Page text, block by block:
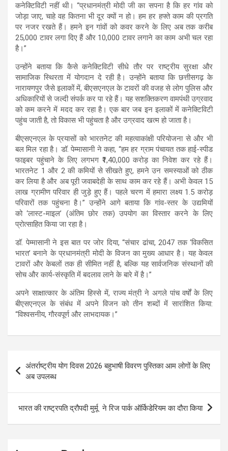
कनेक्टिविटी नहीं थी। “प्रधानमंत्री मोदी जी का सपना है कि हर गांव को
जोड़ा जाए, चाहे वह कितना भी दूर क्यों न हो। हम हर हफ्ते काम की प्रगति
पर नजर रखते हैं। हमने इन गांवों को कवर करने के लिए अब तक करीब
25,000 टावर लगा दिए हैं और 10,000 टावर लगाने का काम अभी चल रहा
है।”
उन्होंने बताया कि कैसे कनेक्टिविटी सीधे तौर पर राष्ट्रीय सुरक्षा और
सामाजिक स्थिरता में योगदान दे रही है। उन्होंने बताया कि छत्तीसगढ़ के
नारायणपुर जैसे इलाकों में, बीएसएनएल के टावरों की वजह से लोग पुलिस और
अधिकारियों से जल्दी संपर्क कर पा रहे हैं। यह सशक्तिकरण वामपंथी उग्रवाद
को कम करने में मदद कर रहा है। एक बार जब इन इलाकों में कनेक्टिविटी
पहुंच जाती है, तो विकास भी पहुंचता है और उग्रवाद खत्म हो जाता है।
बीएसएनएल के प्रयासों को भारतनेट की महत्वाकांक्षी परियोजना से और भी
बल मिल रहा है। डॉ. पेम्मासानी ने कहा, “हम हर ग्राम पंचायत तक हाई-स्पीड
फाइबर पहुंचाने के लिए लगभग ₹1,40,000 करोड़ का निवेश कर रहे हैं।
भारतनेट 1 और 2 की कमियों से सीखते हुए, हमने उन समस्याओं को ठीक
कर लिया है और अब पूरी जवाबदेही के साथ काम कर रहे हैं। अभी केवल 15
लाख ग्रामीण परिवार ही जुड़े हुए हैं। पहले चरण में हमारा लक्ष्य 1.5 करोड़
परिवारों तक पहुंचना है।” उन्होंने आगे बताया कि गांव-स्तर के उद्यमियों
को ‘लास्ट-माइल’ (अंतिम छोर तक) उपयोग का विस्तार करने के लिए
प्रोत्साहित किया जा रहा है।
डॉ. पेम्मासानी ने इस बात पर जोर दिया, “संचार ढांचा, 2047 तक ‘विकसित
भारत’ बनाने के प्रधानमंत्री मोदी के विजन का मुख्य आधार है। यह केवल
टावरों और केबलों तक ही सीमित नहीं है, बल्कि यह सार्वजनिक संस्थानों की
सोच और कार्य-संस्कृति में बदलाव लाने के बारे में है।”
अपने साक्षात्कार के अंतिम हिस्से में, राज्य मंत्री ने अगले पांच वर्षों के लिए
बीएसएनएल के संबंध में अपने विजन को तीन शब्दों में सारांशित किया:
“विश्वसनीय, गौरवपूर्ण और लाभदायक।”
navigation
अंतर्राष्ट्रीय योग दिवस 2026 बहुभाषी विवरण पुस्तिका आम लोगों के लिए
अब उपलब्ध
भारत की राष्ट्रपति द्रौपदी मुर्मू ने रिज पार्क ऑर्किडेरियम का दौरा किया